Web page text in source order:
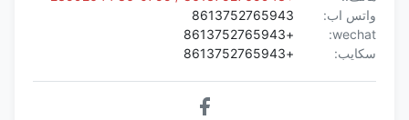
واتس اب:
8613752765943
wechat:
+8613752765943
سكايب:
+8613752765943